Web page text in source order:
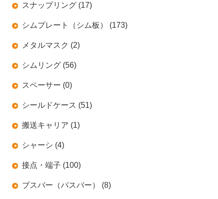
スナップリング (17)
シムプレート（シム板） (173)
メタルマスク (2)
シムリング (56)
スペーサー (0)
シールドケース (51)
搬送キャリア (1)
シャーシ (4)
接点・端子 (100)
ブスバー（バスバー） (8)